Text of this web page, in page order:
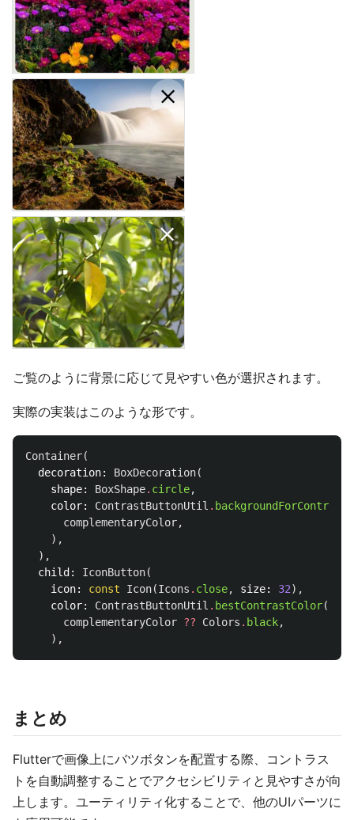
ご覧のように背景に応じて見やすい色が選択されます。
実際の実装はこのような形です。
Container(
decoration:
BoxDecoration(
shape:
BoxShape. circle,
color:
ContrastButtonUtil . backgroundForContrast
complementaryColor,
),
),
child:
IconButton(
icon:
const Icon(Icons . close, size: 32),
color:
ContrastButtonUtil . bestContrastColor(
complementaryColor ?? Colors . black,
),
まとめ
Flutterで画像上にバツボタンを配置する際、コントラス
トを自動調整することでアクセシビリティと見やすさが向
上します。ユーティリティ化することで、他のUIパーツに